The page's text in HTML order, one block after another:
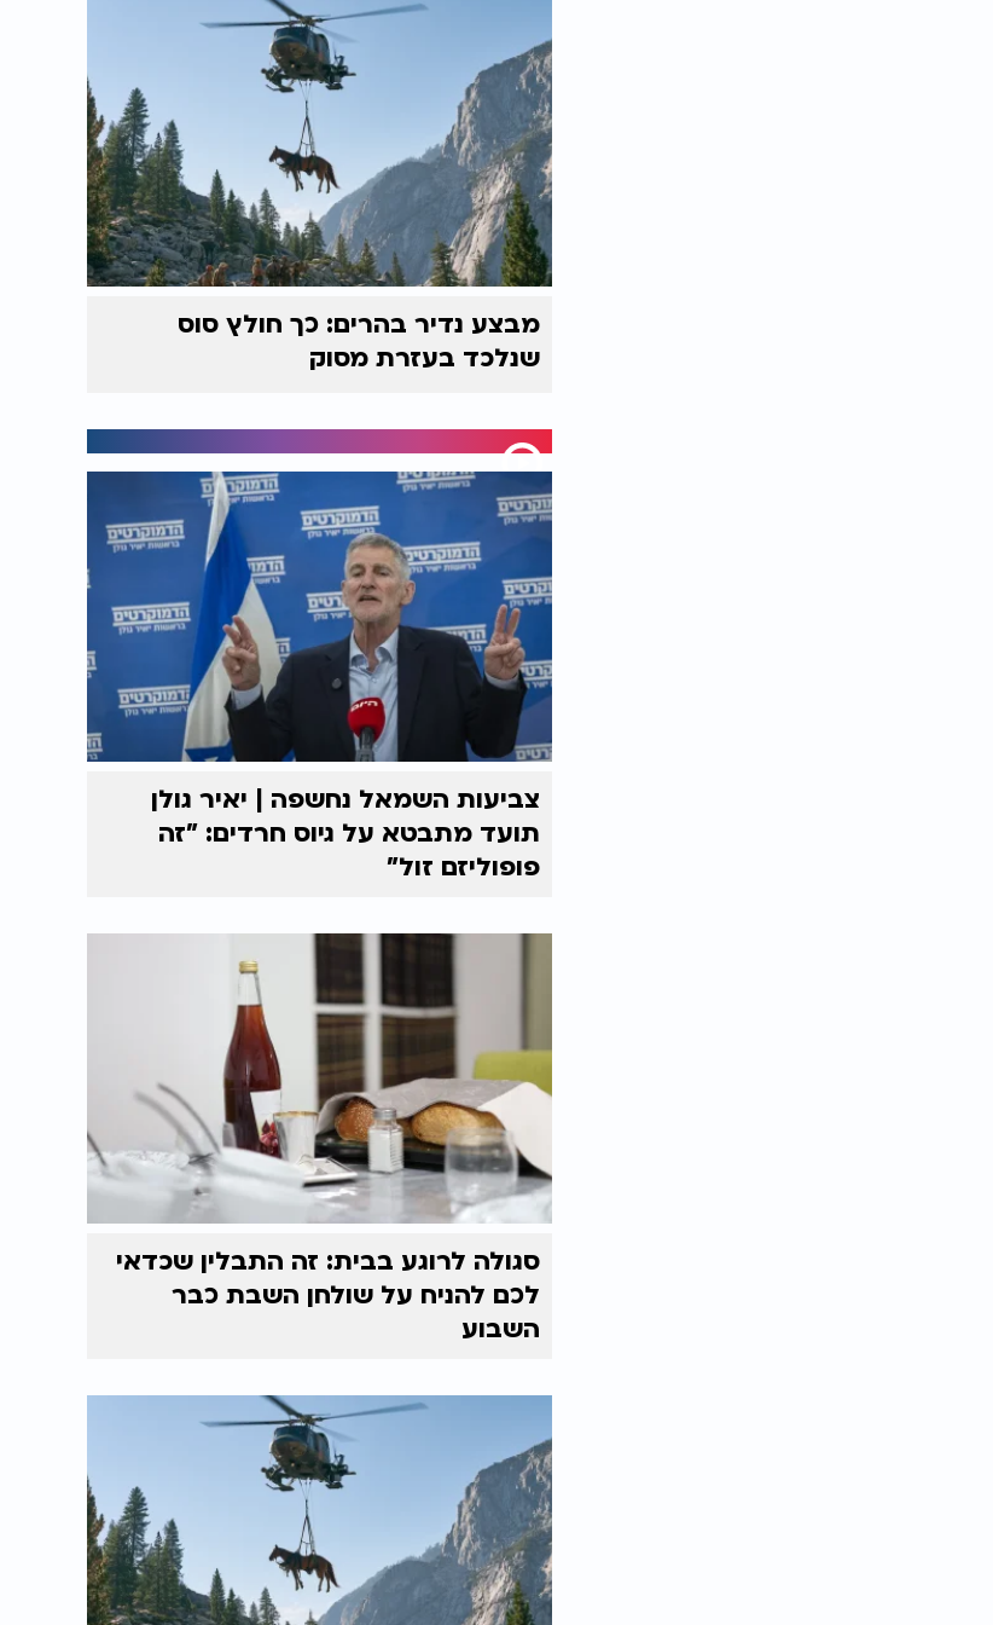
מבצע נדיר בהרים: כך חולץ סוס
שנלכד בעזרת מסוק
צביעות השמאל נחשפה | יאיר גולן
תועד מתבטא על גיוס חרדים: "זה
פופוליזם זול"
סגולה לרוגע בבית: זה התבלין שכדאי
לכם להניח על שולחן השבת כבר
השבוע